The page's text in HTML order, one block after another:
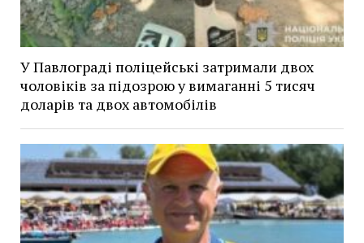
У Павлограді поліцейські затримали двох
чоловіків за підозрою у вимаганні 5 тисяч
доларів та двох автомобілів